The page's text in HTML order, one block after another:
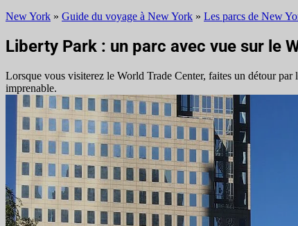
New York » Guide du voyage à New York » Les parcs de New
Liberty Park : un parc avec vue sur le
Lorsque vous visiterez le World Trade Center, faites un détour
imprenable.